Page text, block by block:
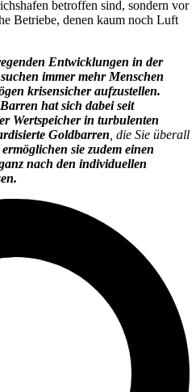
betroffen sind, sondern vor
Betriebe, denen kaum noch Luft
Entwicklungen in der
immer mehr Menschen
krisensicher aufzustellen.
hat sich dabei seit
Wertspeicher in turbulenten
Goldbarren , die Sie überall
ermöglichen sie zudem einen
nach den individuellen